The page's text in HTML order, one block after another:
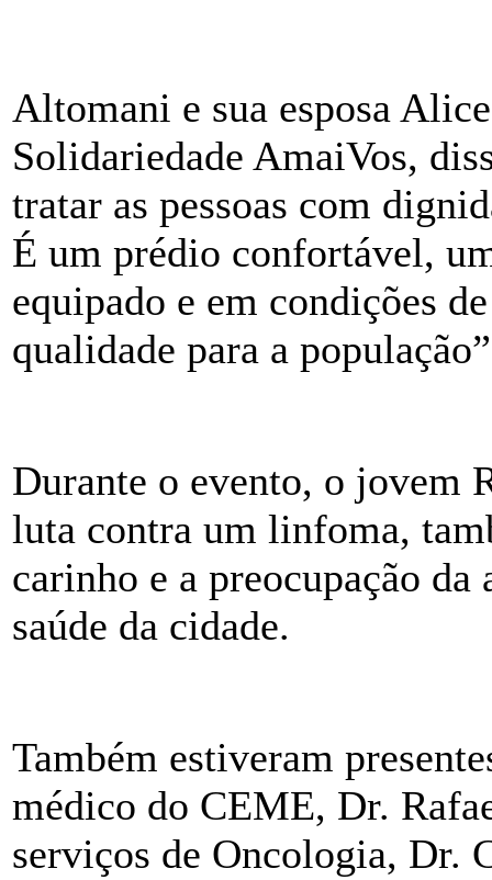
Altomani e sua esposa
Solidariedade AmaiVos,
tratar as pessoas com
É um prédio confortável,
equipado e em condições
qualidade para a
Durante o evento, o jovem
luta contra um linfoma,
carinho e a preocupação
saúde da cidade.
Também estiveram
médico do CEME, Dr.
serviços de Oncologia, Dr.